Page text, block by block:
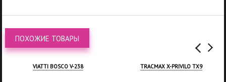
ПОХОЖИЕ ТОВАРЫ
VIATTI BOSCO V-238 TRACMAX X-PRIVILO TX9